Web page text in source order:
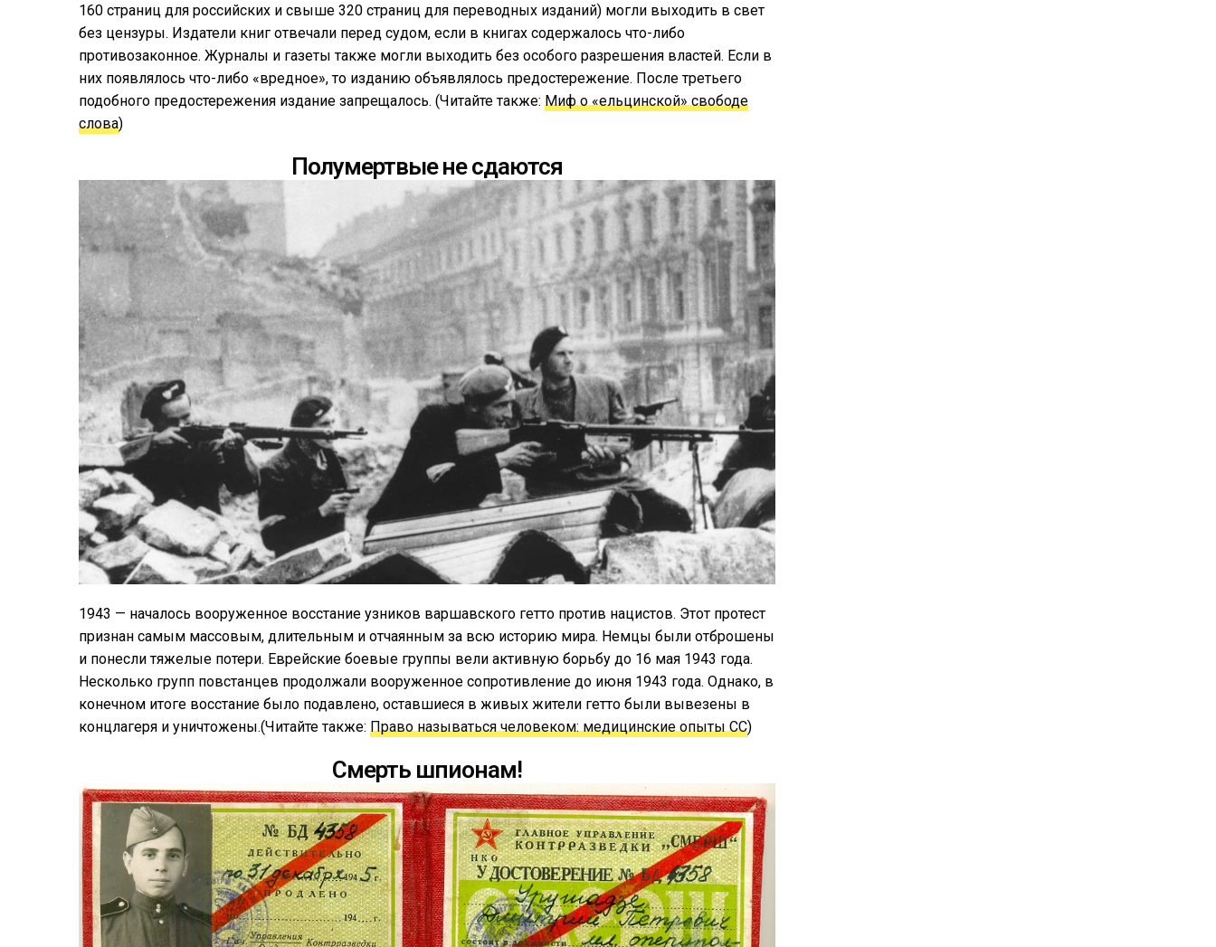
160 страниц для российских и свыше 320 страниц для переводных изданий) могли выходить в свет
без цензуры. Издатели книг отвечали перед судом, если в книгах содержалось что-либо
противозаконное. Журналы и газеты также могли выходить без особого разрешения властей. Если в
них появлялось что-либо «вредное», то изданию объявлялось предостережение. После третьего
подобного предостережения издание запрещалось. (Читайте также: Миф о «ельцинской» свободе
слова)
Полумертвые не сдаются
1943 — началось вооруженное восстание узников варшавского гетто против нацистов. Этот протест
признан самым массовым, длительным и отчаянным за всю историю мира. Немцы были отброшены
и понесли тяжелые потери. Еврейские боевые группы вели активную борьбу до 16 мая 1943 года.
Несколько групп повстанцев продолжали вооруженное сопротивление до июня 1943 года. Однако, в
конечном итоге восстание было подавлено, оставшиеся в живых жители гетто были вывезены в
концлагеря и уничтожены.(Читайте также: Право называться человеком: медицинские опыты СС)
Смерть шпионам!